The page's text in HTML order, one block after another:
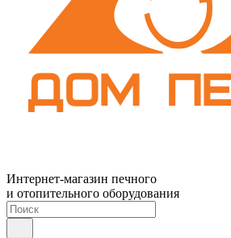
Интернет-магазин печного
и отопительного оборудования